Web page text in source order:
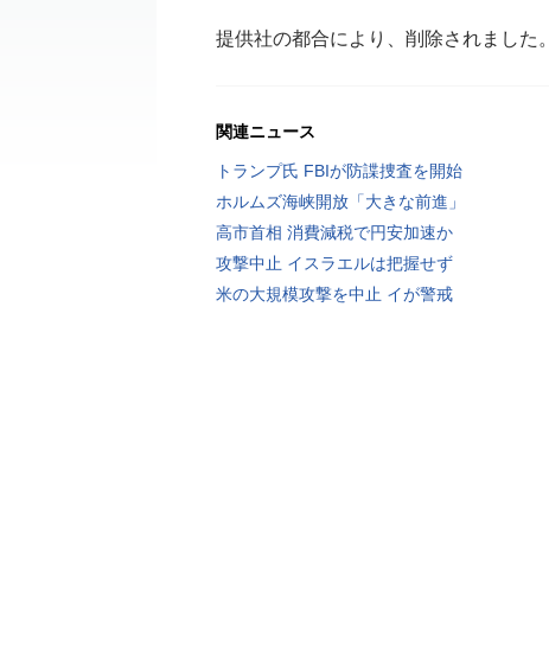
提供社の都合により、削除されました。
関連ニュース
トランプ氏 FBIが防諜捜査を開始
ホルムズ海峡開放「大きな前進」
高市首相 消費減税で円安加速か
攻撃中止 イスラエルは把握せず
米の大規模攻撃を中止 イが警戒